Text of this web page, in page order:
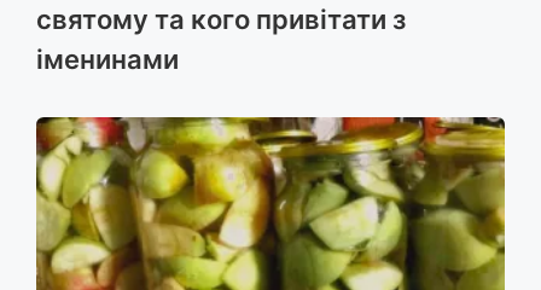
святому та кого привітати з
іменинами